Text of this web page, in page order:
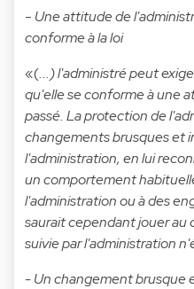
- Une attitude de
conforme à la loi
«(...) l'administré peut
qu'elle se conforme à une
passé. La protection de
changements brusques et
l'administration, en lui
un comportement
l'administration ou à des
saurait cependant jouer au
suivie par l'administration
- Un changement brusque